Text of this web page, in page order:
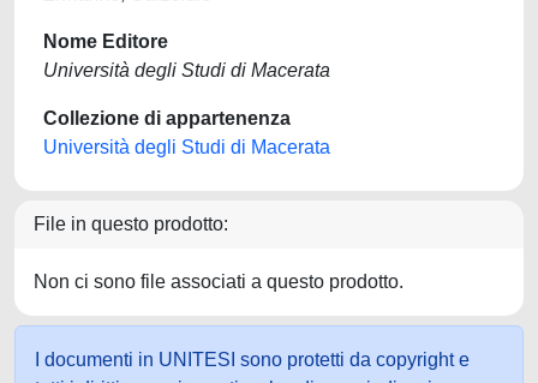
Nome Editore
Università degli Studi di Macerata
Collezione di appartenenza
Università degli Studi di Macerata
File in questo prodotto:
Non ci sono file associati a questo prodotto.
I documenti in UNITESI sono protetti da copyright e